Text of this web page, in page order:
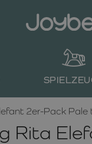
Rita
2er-Pack